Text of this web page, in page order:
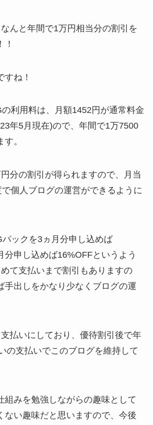
んと年間で1万円相当分の割引を
すね！
利用料は、月額1452円が通常料金
年5月現在)ので、年間で1万7500
。
分の割引が得られますので、月当
個人ブログの運営ができるように
パックを3ヵ月分申し込めば
分申し込めば16%OFFというよう
て支払いまで割引もありますの
手出しをかなり少なくブログの運
払いにしており、優待割引後で年
の支払いでこのブログを維持して
組みを勉強しながらの趣味として
ない趣味だと思いますので、今後